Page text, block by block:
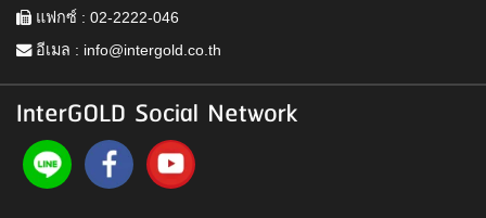
แฟกซ์ : 02-2222-046
อีเมล : info@intergold.co.th
InterGOLD Social Network